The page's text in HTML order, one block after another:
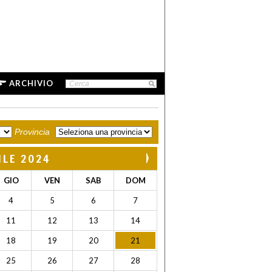
ARCHIVIO
Provincia
2024
GIO VEN SAB DOM
4 5 6 7
11 12 13 14
18 19 20 21
25 26 27 28